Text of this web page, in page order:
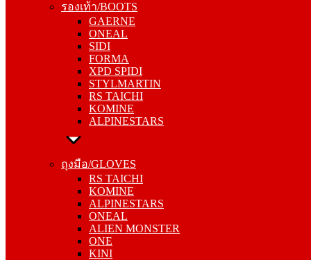
รองเท้า/BOOTS
GAERNE
ONEAL
SIDI
FORMA
XPD SPIDI
STYLMARTIN
RS TAICHI
KOMINE
ALPINESTARS
ถุงมือ/GLOVES
RS TAICHI
KOMINE
ALPINESTARS
ONEAL
ALIEN MONSTER
ONE
KINI
ONEAL
SIDI
FORMA
XPD SPIDI
STYLMARTIN
RS TAICHI
KOMINE
ALPINESTARS
ถุงมือ/GLOVES
KOMINE
ALPINESTARS
ONEAL
ALIEN MONSTER
ONE
KINI